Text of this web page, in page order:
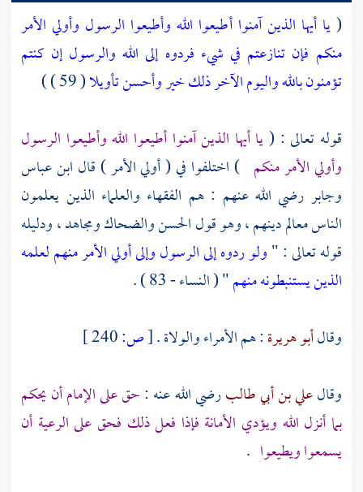
(يا أيها الذين آمنوا أطيعوا الله وأطيعوا الرسول وأولي الأمر
منكم فإن تنازعتم في شيء فردوه إلى الله والرسول إن كنتم
تؤمنون بالله واليوم الآخر ذلك خير وأحسن تأويلا( 59 ) )
قوله تعالى : (يا أيها الذين آمنوا أطيعوا الله وأطيعوا الرسول
وأولي الأمر منكم ) اختلفوا في ( أولي الأمر ) قال ابن عباس
وجابر رضي الله عنهم : هم الفقهاء والعلماء الذين يعلمون
الناس معالم دينهم ، وهو قولالحسنوالضحاكومجاهد ،ودليله
قوله تعالى : "ولو ردوه إلى الرسول وإلى أولي الأمر منهم لعلمه
الذين يستنبطونه منهم" ( النساء - 83 ) .
وقالأبو هريرة: هم الأمراء والولاة .[ص:
وقالعلي بن أبي طالبرضي الله عنه :حق على الإمام أن يحكم
بما أنزل الله ويؤدي الأمانة فإذا فعل ذلك فحق على الرعية أن
يسمعوا ويطيعوا .